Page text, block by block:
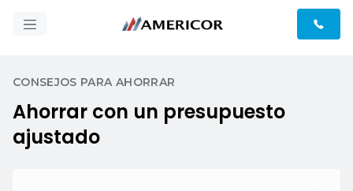
CONSEJOS PARA AHORRAR
Ahorrar con un presupuesto
ajustado